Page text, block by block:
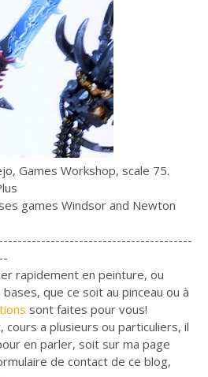
Games Workshop, scale 75.
games Windsor and Newton
rapidement en peinture, ou
que ce soit au pinceau ou à
sont faites pour vous!
a plusieurs ou particuliers, il
en parler, soit sur ma page
de contact de ce blog,